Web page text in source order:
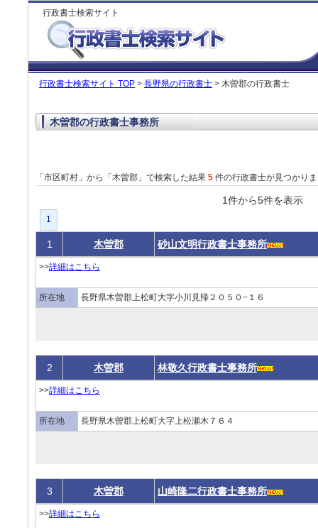
行政書士検索サイト
行政書士検索サイト TOP > 長野県の行政書士 > 木曽郡の行政書士
木曽郡の行政書士事務所
「市区町村」から「木曽郡」で検索した結果 5 件の行政書士が見つかり
1件から5件を表
1
1 木曽郡 砂山文明行政書士事務所
>>詳細はこちら
所在地 長野県木曽郡上松町大字小川見帰２０５０−１６
2 木曽郡 林敬久行政書士事務所
>>詳細はこちら
所在地 長野県木曽郡上松町大字上松瀬木７６４
3 木曽郡 山崎隆二行政書士事務所
>>詳細はこちら